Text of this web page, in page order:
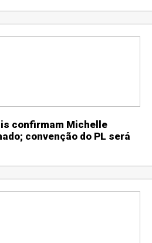
confirmam Michelle
convenção do PL será